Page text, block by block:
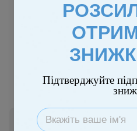
В наявності
Підтверджуйте